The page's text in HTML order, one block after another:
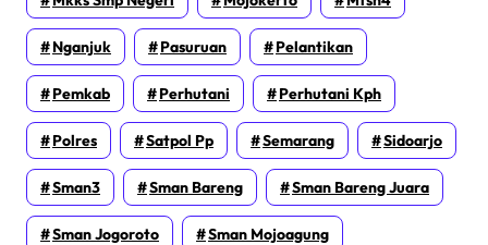
Nganjuk Pasuruan Pelantikan
Pemkab Perhutani Perhutani Kph
Polres Satpol Pp Semarang Sidoarjo
Sman3 Sman Bareng Sman Bareng Juara
Sman Jogoroto Sman Mojoagung